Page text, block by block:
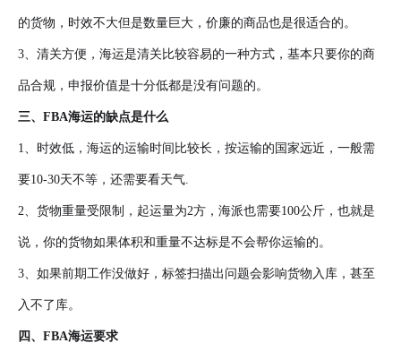
的货物，时效不大但是数量巨大，价廉的商品也是很适合的。
3、清关方便，海运是清关比较容易的一种方式，基本只要你的商
品合规，申报价值是十分低都是没有问题的。
三、FBA海运的缺点是什么
1、时效低，海运的运输时间比较长，按运输的国家远近，一般需
要10-30天不等，还需要看天气.
2、货物重量受限制，起运量为2方，海派也需要100公斤，也就是
说，你的货物如果体积和重量不达标是不会帮你运输的。
3、如果前期工作没做好，标签扫描出问题会影响货物入库，甚至
入不了库。
四、FBA海运要求